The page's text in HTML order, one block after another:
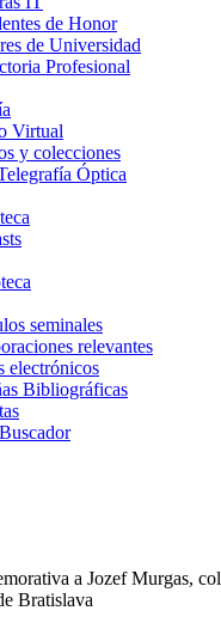
de Honor
de Universidad
Profesional
Virtual
y colecciones
Óptica
seminales
relevantes
electrónicos
Bibliográficas
Buscador
a Jozef Murgas,
Bratislava